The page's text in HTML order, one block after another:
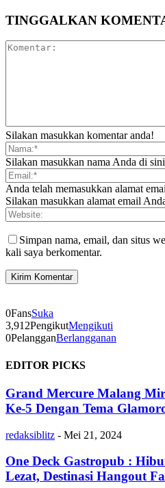
TINGGALKAN
Silakan masukkan komentar anda!
Silakan masukkan nama Anda di sini
Anda telah memasukkan alamat
Silakan masukkan alamat email
Simpan nama, email, dan situs
kali saya berkomentar.
0FansSuka
3,912PengikutMengikuti
0PelangganBerlangganan
EDITOR PICKS
Grand Mercure Malang
Ke-5 Dengan Tema
redaksiblitz - Mei 21, 2024
One Deck Gastropub :
Lezat, Destinasi Hangout